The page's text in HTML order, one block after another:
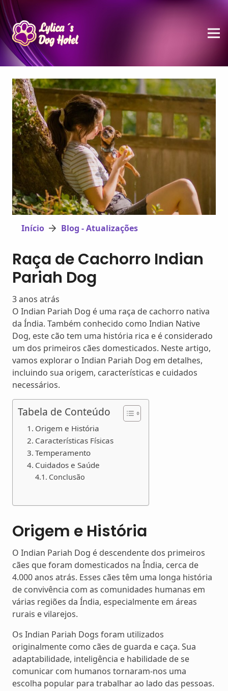
Início Blog - Atualizações
Raça de Cachorro Indian
Pariah Dog
3 anos atrás
O Indian Pariah Dog é uma raça de cachorro nativa
da Índia. Também conhecido como Indian Native
Dog, este cão tem uma história rica e é considerado
um dos primeiros cães domesticados. Neste artigo,
vamos explorar o Indian Pariah Dog em detalhes,
incluindo sua origem, características e cuidados
necessários.
Tabela de Conteúdo
Origem e História
Características Físicas
Temperamento
Cuidados e Saúde
Conclusão
Origem e História
O Indian Pariah Dog é descendente dos primeiros
cães que foram domesticados na Índia, cerca de
4.000 anos atrás. Esses cães têm uma longa história
de convivência com as comunidades humanas em
várias regiões da Índia, especialmente em áreas
rurais e vilarejos.
Os Indian Pariah Dogs foram utilizados
originalmente como cães de guarda e caça. Sua
adaptabilidade, inteligência e habilidade de se
comunicar com humanos tornaram-nos uma
escolha popular para trabalhar ao lado das pessoas.